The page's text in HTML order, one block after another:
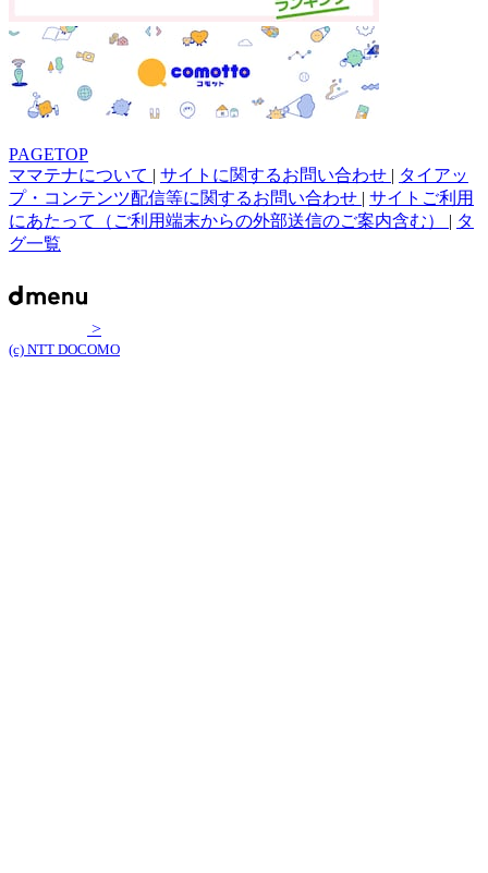
PAGETOP
ママテナについて | サイトに関するお問い合わせ | タイアッ
プ・コンテンツ配信等に関するお問い合わせ | サイトご利用
にあたって（ご利用端末からの外部送信のご案内含む） | タ
グ一覧
>
(c) NTT DOCOMO